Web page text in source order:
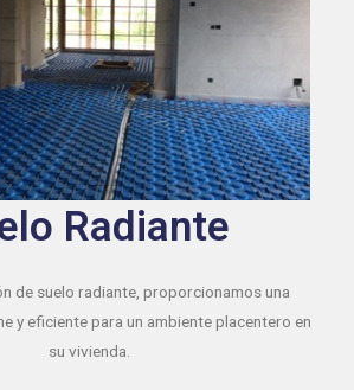
Radiante
de suelo radiante, proporcionamos una
y eficiente para un ambiente placentero en
su vivienda.